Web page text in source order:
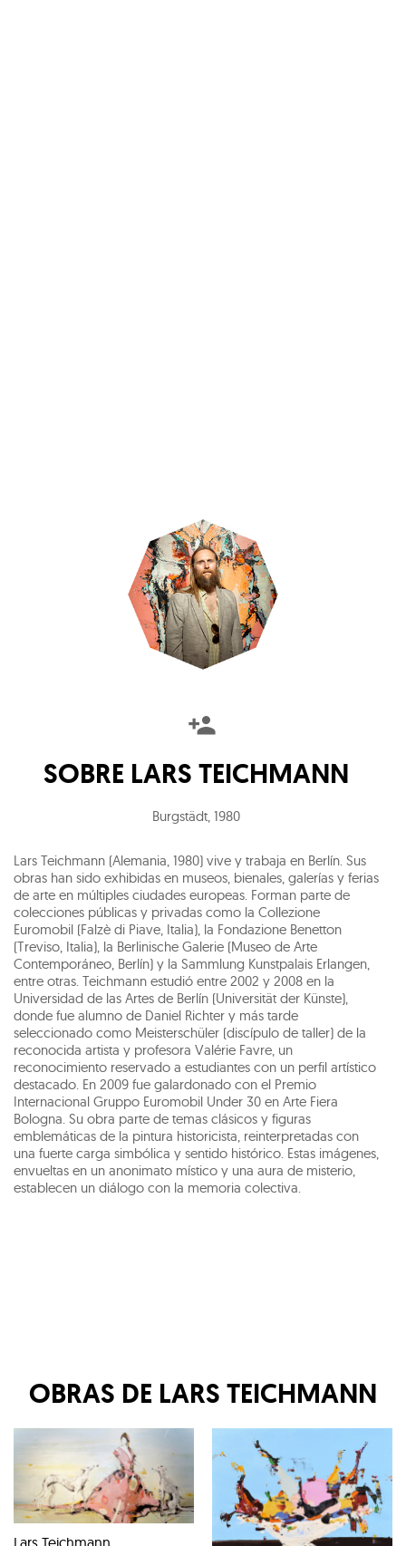
SOBRE LARS TEICHMANN
Burgstädt 1980
Lars Teichmann (Alemania, 1980) vive y trabaja en Berlín. Sus
obras han sido exhibidas en museos, bienales, galerías y ferias
de arte en múltiples ciudades europeas. Forman parte de
colecciones públicas y privadas como la Collezione
Euromobil (Falzè di Piave, Italia), la Fondazione Benetton
(Treviso, Italia), la Berlinische Galerie (Museo de Arte
Contemporáneo, Berlín) y la Sammlung Kunstpalais Erlangen,
entre otras. Teichmann estudió entre 2002 y 2008 en la
Universidad de las Artes de Berlín (Universität der Künste),
donde fue alumno de Daniel Richter y más tarde
seleccionado como Meisterschüler (discípulo de taller) de la
reconocida artista y profesora Valérie Favre, un
reconocimiento reservado a estudiantes con un perfil artístico
destacado. En 2009 fue galardonado con el Premio
Internacional Gruppo Euromobil Under 30 en Arte Fiera
Bologna. Su obra parte de temas clásicos y figuras
emblemáticas de la pintura historicista, reinterpretadas con
una fuerte carga simbólica y sentido histórico. Estas imágenes,
envueltas en un anonimato místico y una aura de misterio,
establecen un diálogo con la memoria colectiva.
OBRAS DE LARS TEICHMANN